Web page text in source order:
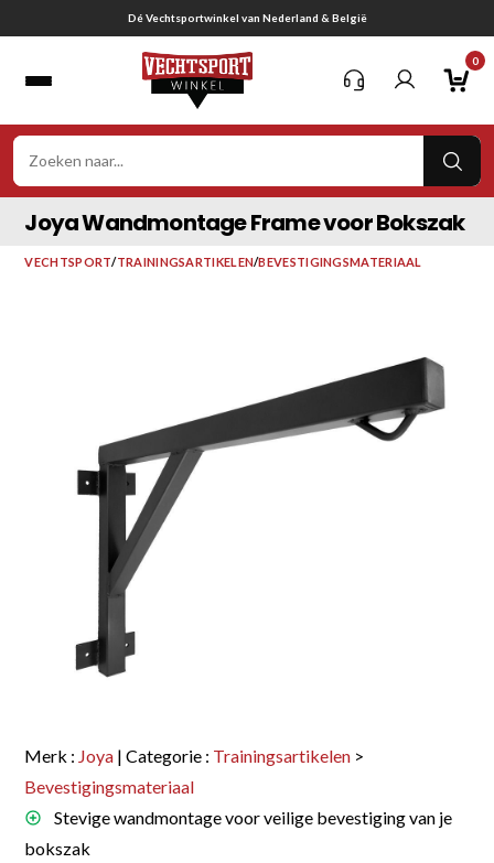
naar
Gratis verzending vanaf € 75,-
0
Joya Wandmontage Frame voor Bokszak
VECHTSPORT/TRAININGSARTIKELEN/BEVESTIGINGSMATERIAAL
Merk : Joya | Categorie : Trainingsartikelen >
Bevestigingsmateriaal
Stevige wandmontage voor veilige bevestiging van je
bokszak